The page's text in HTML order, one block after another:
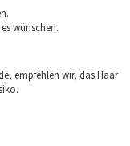
wünschen.
empfehlen wir, das Haar